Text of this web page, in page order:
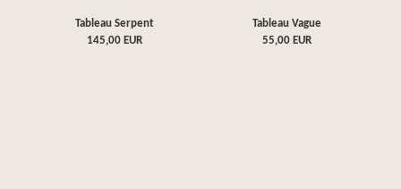
Tableau Serpent
145,00 EUR
Tableau Vague
55,00 EUR